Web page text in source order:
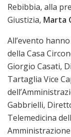
Rebibbia, alla
Giustizia, Marta
All’evento
della Casa
Giorgio Casati,
Tartaglia Vice
Gabbrielli,
Telemedicina